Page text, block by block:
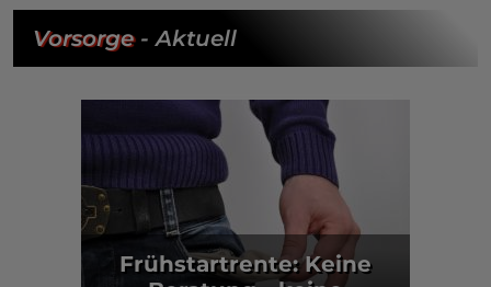
Vorsorge- Aktuell
Frühstartrente: Keine